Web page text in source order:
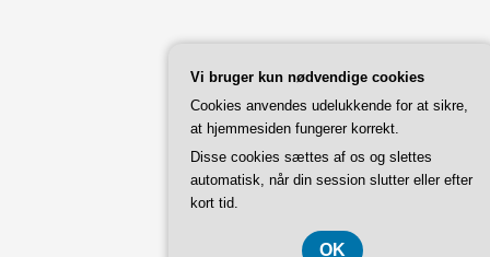
Vi bruger kun nødvendige cookies
Cookies anvendes udelukkende for at sikre,
at hjemmesiden fungerer korrekt.
Disse cookies sættes af os og slettes
automatisk, når din session slutter eller efter
kort tid.
OK